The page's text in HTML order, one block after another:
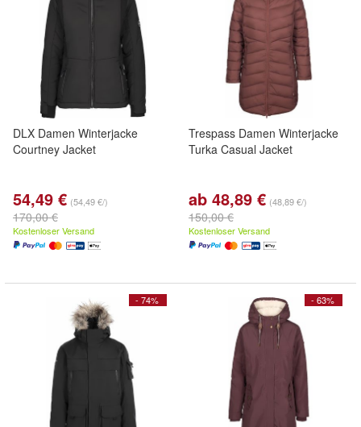
DLX Damen Winterjacke
Courtney Jacket
54,49 € (54,49 €/)
170,00 €
Kostenloser Versand
Trespass Damen Winterjacke
Turka Casual Jacket
ab 48,89 € (48,89 €/)
150,00 €
Kostenloser Versand
- 74% - 63%